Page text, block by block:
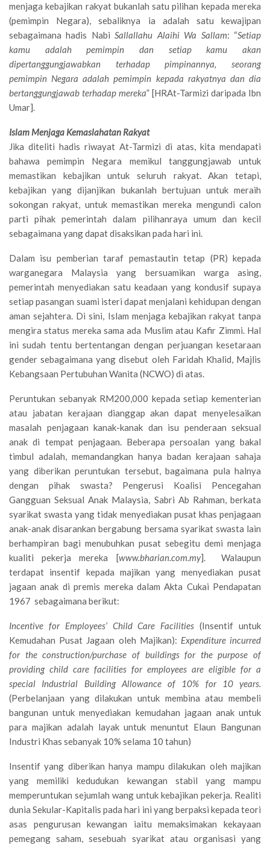
menjaga kebajikan rakyat bukanlah satu pilihan kepada mereka
(pemimpin Negara), sebaliknya ia adalah satu kewajipan
sebagaimana hadis NabiSallallahu Alaihi Wa Sallam: “Setiap
kamu adalah pemimpin dan setiap kamu akan
dipertanggungjawabkan terhadap pimpinannya, seorang
pemimpin Negara adalah pemimpin kepada rakyatnya dan dia
bertanggungjawab terhadap mereka” [HRAt-Tarmizi daripada Ibn
Umar].
Islam Menjaga Kemaslahatan Rakyat
Jika diteliti hadis riwayat At-Tarmizi di atas, kita mendapati
bahawa pemimpin Negara memikul tanggungjawab untuk
memastikan kebajikan untuk seluruh rakyat. Akan tetapi,
kebajikan yang dijanjikan bukanlah bertujuan untuk meraih
sokongan rakyat, untuk memastikan mereka mengundi calon
parti pihak pemerintah dalam pilihanraya umum dan kecil
sebagaimana yang dapat disaksikan pada hari ini.
Dalam isu pemberian taraf pemastautin tetap (PR) kepada
warganegara Malaysia yang bersuamikan warga asing,
pemerintah menyediakan satu keadaan yang kondusif supaya
setiap pasangan suami isteri dapat menjalani kehidupan dengan
aman sejahtera. Di sini, Islam menjaga kebajikan rakyat tanpa
mengira status mereka sama ada Muslim atau Kafir Zimmi. Hal
ini sudah tentu bertentangan dengan perjuangan kesetaraan
gender sebagaimana yang disebut oleh Faridah Khalid, Majlis
Kebangsaan Pertubuhan Wanita (NCWO) di atas.
Peruntukan sebanyak RM200,000 kepada setiap kementerian
atau jabatan kerajaan dianggap akan dapat menyelesaikan
masalah penjagaan kanak-kanak dan isu penderaan seksual
anak di tempat penjagaan. Beberapa persoalan yang bakal
timbul adalah, memandangkan hanya badan kerajaan sahaja
yang diberikan peruntukan tersebut, bagaimana pula halnya
dengan pihak swasta? Pengerusi Koalisi Pencegahan
Gangguan Seksual Anak Malaysia, Sabri Ab Rahman, berkata
syarikat swasta yang tidak menyediakan pusat khas penjagaan
anak-anak disarankan bergabung bersama syarikat swasta lain
berhampiran bagi menubuhkan pusat sebegitu demi menjaga
kualiti pekerja mereka [www.bharian.com.my]. Walaupun
terdapat insentif kepada majikan yang menyediakan pusat
jagaan anak di premis mereka dalam Akta Cukai Pendapatan
1967 sebagaimana berikut:
Incentive for Employees’ Child Care Facilities (Insentif untuk
Kemudahan Pusat Jagaan oleh Majikan): Expenditure incurred
for the construction/purchase of buildings for the purpose of
providing child care facilities for employees are eligible for a
special Industrial Building Allowance of 10% for 10 years.
(Perbelanjaan yang dilakukan untuk membina atau membeli
bangunan untuk menyediakan kemudahan jagaan anak untuk
para majikan adalah layak untuk menuntut Elaun Bangunan
Industri Khas sebanyak 10% selama 10 tahun)
Insentif yang diberikan hanya mampu dilakukan oleh majikan
yang memiliki kedudukan kewangan stabil yang mampu
memperuntukan sejumlah wang untuk kebajikan pekerja. Realiti
dunia Sekular-Kapitalis pada hari ini yang berpaksi kepada teori
asas pengurusan kewangan iaitu memaksimakan kekayaan
pemegang saham, sesebuah syarikat atau organisasi yang